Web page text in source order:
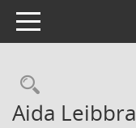
Toggle navigation
Aida